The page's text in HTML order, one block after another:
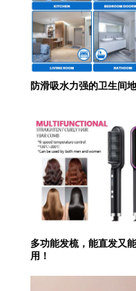
防滑吸水力强的卫生间
多功能发梳，能直发又
用！